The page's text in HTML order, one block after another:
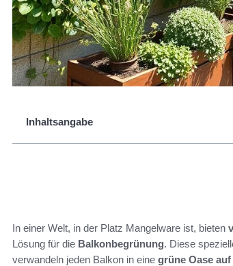
Inhaltsangabe
In einer Welt, in der Platz Mangelware ist, bieten
Lösung für die Balkonbegrünung. Diese
verwandeln jeden Balkon in eine grüne Oase